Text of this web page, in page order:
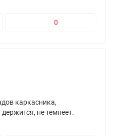
0
каркасника,
не темнеет.